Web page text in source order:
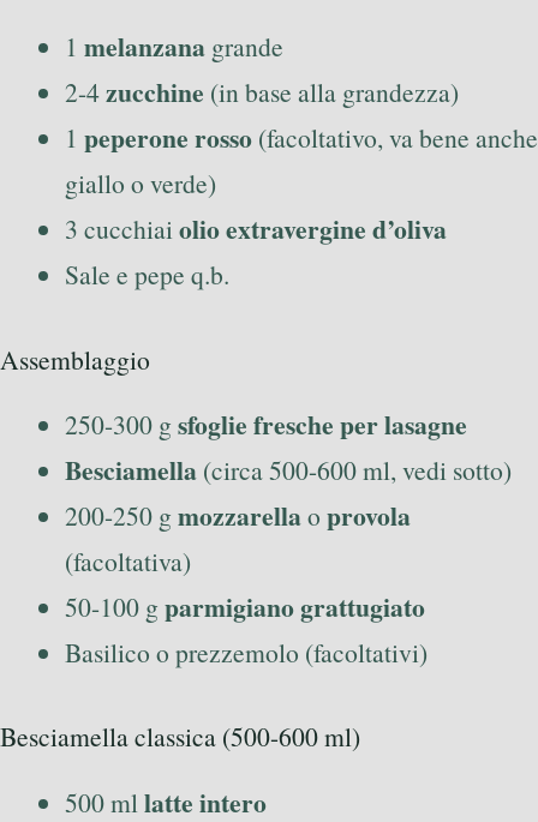
1 melanzana grande
2-4zucchine (in base alla grandezza)
1 peperone rosso (facoltativo, va bene anche
giallo o verde)
3 cucchiaiolio extravergine d’oliva
Sale e pepe q.b.
Assemblaggio
250-300 g sfoglie fresche per lasagne
Besciamella (circa 500-600 ml, vedi sotto)
200-250 g mozzarellao provola
(facoltativa)
50-100 g parmigiano grattugiato
Basilico o prezzemolo (facoltativi)
Besciamella classica (500-600 ml)
500 mllatte intero